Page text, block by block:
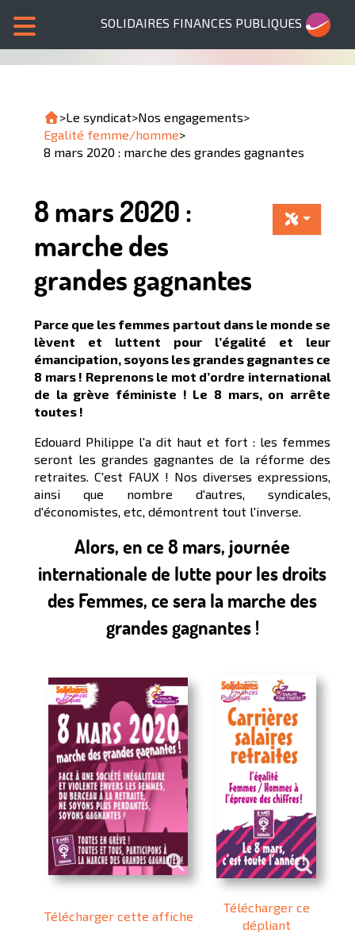
SOLIDAIRES FINANCES PUBLIQUES
>Le syndicat>Nos engagements>
Egalité femme/homme>
8 mars 2020 : marche des grandes gagnantes
8 mars 2020 :
marche des
grandes gagnantes
Parce que les femmes partout dans le monde se
lèvent et luttent pour l’égalité et leur
émancipation, soyons les grandes gagnantes ce
8 mars ! Reprenons le mot d’ordre international
de la grève féministe ! Le 8 mars, on arrête
toutes !
Edouard Philippe l'a dit haut et fort : les femmes
seront les grandes gagnantes de la réforme des
retraites. C'est FAUX ! Nos diverses expressions,
ainsi que nombre d'autres, syndicales,
d'économistes, etc, démontrent tout l'inverse.
Alors, en ce 8 mars, journée
internationale de lutte pour les droits
des Femmes, ce sera la marche des
grandes gagnantes !
Télécharger cette affiche
Télécharger ce
dépliant